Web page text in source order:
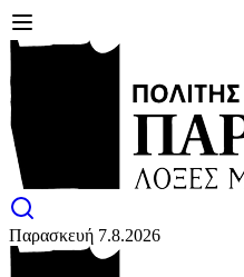
Παρασκευή 7.8.2026